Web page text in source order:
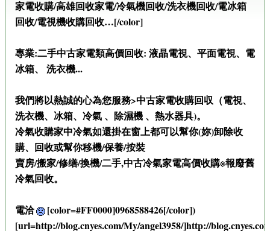
家電收購/高雄回收家電/冷氣機回收/洗衣機回收/電冰箱
回收/電視機收購回收…[/color]
專業:二手中古家電類高價回收: 液晶電視、平面電視、電
冰箱、 洗衣機...
我們將以熱誠的心為您服務>中古家電收購回収（電視、
洗衣機、冰箱、冷氣 、除濕機 、熱水器具)。
冷氣收購家中冷氣如還掛在窗上都可以幫你(妳)卸除收
購、回收或幫你移機/保養/按裝
賣房/搬家/修缮/換機/二手,中古冷氣家電高價收購※報廢舊
冷氣回收。
電洽
[color=#FF0000]0968588426[/color])
[url=http://blog.cnyes.com/My/angel3958/]http://